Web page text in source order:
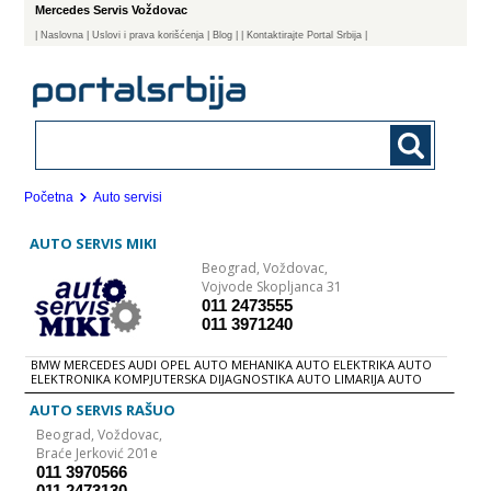
Mercedes Servis Voždovac
Naslovna | Uslovi i prava korišćenja Blog | Kontaktirajte Portal Srbija |
Početna Auto servisi
AUTO SERVIS MIKI
Beograd,Voždovac,
Vojvode Skopljanca 31
011 2473555
011 3971240
BMW MERCEDES AUDI OPEL AUTO MEHANIKA AUTO ELEKTRIKA AUTO
ELEKTRONIKA KOMPJUTERSKA DIJAGNOSTIKA AUTO LIMARIJA AUTO
LAKIRANjE POPRAVKA i ZAMENA IZDUVNIH SISTEMA Višegodišnje
iskustvo, zadovoljni klijenti, konstantno ulaganje, kao i profesionalna
nadogradnja su nam omogučili da i danas uspešno poslujemo. U
našem servisu možete kompletno održavati svoje vozilo ili vozni park.
Nudimo vam vrhunsku uslugu automehanike, autoelektrike,
autoelektronike, najsavremeniju auto dijagnostiku, centriranje trapa,
popravku i održavanje auto klima. Ovde se naravno mogu obaviti i svi
AUTO SERVIS RAŠUO
Beograd,Voždovac,
Braće Jerković 201e
011 3970566